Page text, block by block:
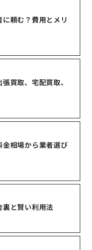
頼む？費用とメリ
買取、宅配買取、
相場から業者選び
と賢い利用法